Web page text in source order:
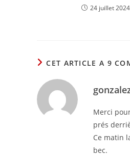
24 juillet 2024
CET ARTICLE A 9
Merci
prés
Ce matin
bec.